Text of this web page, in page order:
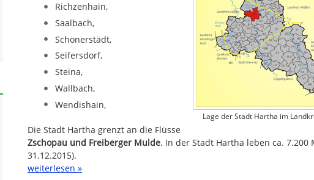
Lage der Stadt Hartha im
Richzenhain,
Saalbach,
Schönerstädt,
Seifersdorf,
Steina,
Wallbach,
Wendishain,
Die Stadt Hartha grenzt an die Flüsse
Zschopau und Freiberger Mulde. In der Stadt Hartha leben ca. 7.200
31.12.2015).
weiterlesen »